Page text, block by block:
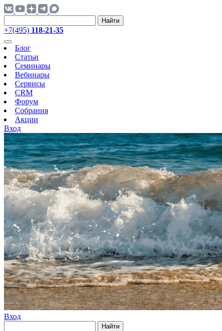
Найти
+7(495) 118-21-35
Блог
Статьи
Семинары
Вебинары
Сервисы
CRM
Форум
Собрания
Акции
Вход
Вход
Найти